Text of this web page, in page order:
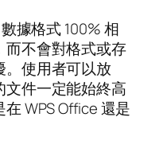
據格式 100% 相
不會對格式或存
使用者可以放
件一定能始終高
WPS Office 還是